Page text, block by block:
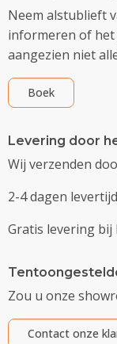
Neem alstublieft
informeren of het
aangezien niet
Boek
Levering door
Wij verzenden
2-4 dagen
Gratis levering bij
Zou u onze
Contact onze